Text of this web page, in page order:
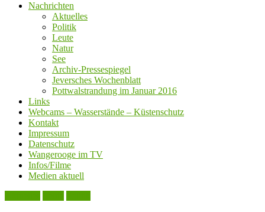
Nachrichten
Aktuelles
Politik
Leute
Natur
See
Archiv-Pressespiegel
Jeversches Wochenblatt
Pottwalstrandung im Januar 2016
Links
Webcams – Wasserstände – Küstenschutz
Kontakt
Impressum
Datenschutz
Wangerooge im TV
Infos/Filme
Medien aktuell